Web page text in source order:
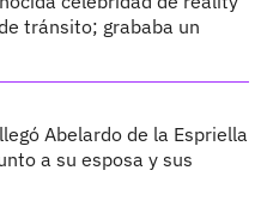
tránsito; grababa un
Abelardo de la Espriella
a su esposa y sus